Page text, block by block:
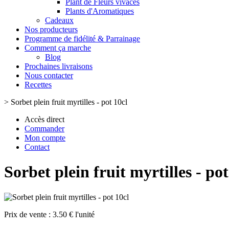
Plant de Fleurs vivaces
Plants d'Aromatiques
Cadeaux
Nos producteurs
Programme de fidélité & Parrainage
Comment ça marche
Blog
Prochaines livraisons
Nous contacter
Recettes
> Sorbet plein fruit myrtilles - pot 10cl
Accès direct
Commander
Mon compte
Contact
Sorbet plein fruit myrtilles -
Prix de vente : 3.50 € l'unité